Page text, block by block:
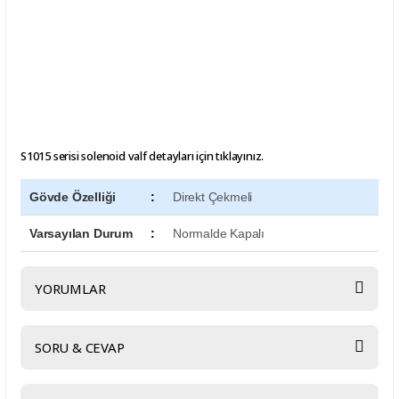
S1015 serisi solenoid valfdetayları için tıklayınız.
Gövde Özelliği : Direkt Çekmeli
Varsayılan Durum : Normalde Kapalı
YORUMLAR
SORU & CEVAP